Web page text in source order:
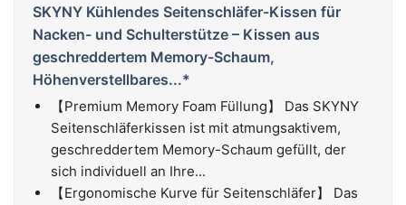
SKYNY Kühlendes Seitenschläfer-Kissen für
Nacken- und Schulterstütze – Kissen aus
geschreddertem Memory-Schaum,
Höhenverstellbares...*
【Premium Memory Foam Füllung】 Das SKYNY
Seitenschläferkissen ist mit atmungsaktivem,
geschreddertem Memory-Schaum gefüllt, der
sich individuell an Ihre...
【Ergonomische Kurve für Seitenschläfer】 Das